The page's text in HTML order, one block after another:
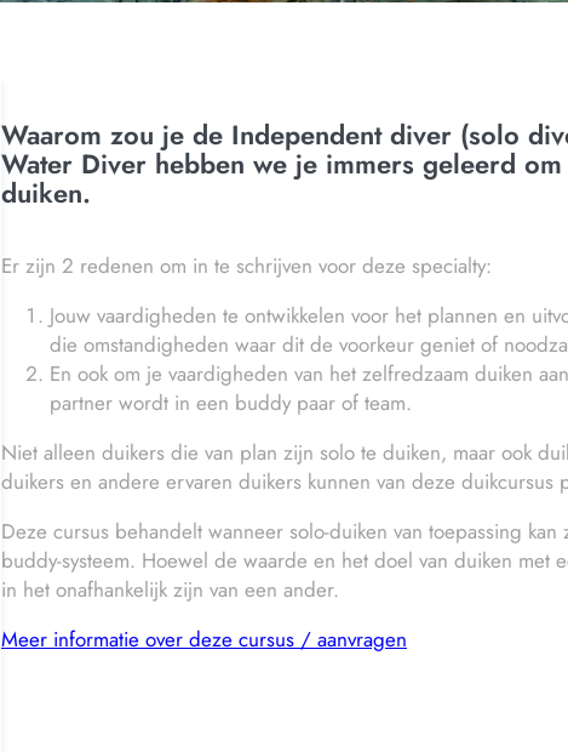
Waarom zou je de Independent diver (solo
Water Diver hebben we je immers geleerd
duiken.
Er zijn 2 redenen om in te schrijven voor deze specialty:
Jouw vaardigheden te ontwikkelen voor het plannen en
die omstandigheden waar dit de voorkeur geniet of
En ook om je vaardigheden van het zelfredzaam duiken
partner wordt in een buddy paar of team.
Niet alleen duikers die van plan zijn solo te duiken, maar ook
duikers en andere ervaren duikers kunnen van deze duikcursus
Deze cursus behandelt wanneer solo-duiken van toepassing
buddy-systeem. Hoewel de waarde en het doel van duiken
in het onafhankelijk zijn van een ander.
Meer informatie over deze cursus / aanvragen